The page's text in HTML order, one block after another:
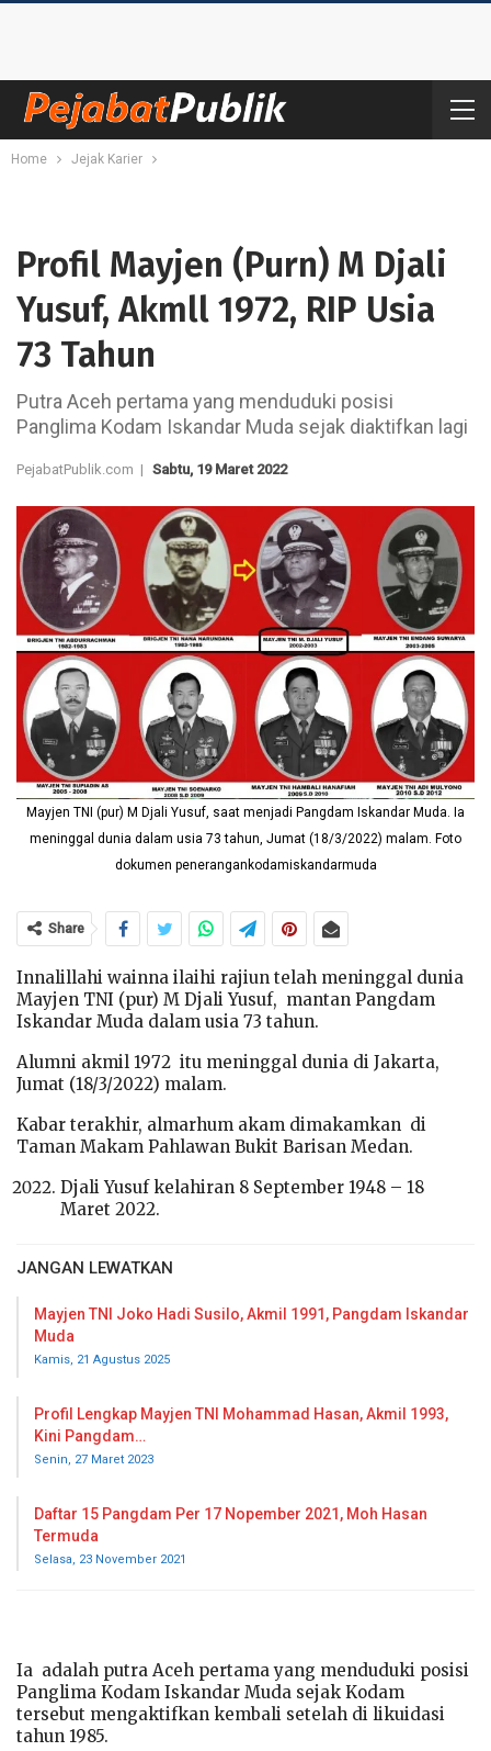
Home Jejak Karier
Profil Mayjen (Purn) M Djali
Yusuf, Akmll 1972, RIP Usia
73 Tahun
Putra Aceh pertama yang menduduki posisi
Panglima Kodam Iskandar Muda sejak diaktifkan lagi
PejabatPublik.com | Sabtu, 19 Maret 2022
Mayjen TNI (pur) M Djali Yusuf, saat menjadi Pangdam Iskandar Muda. Ia
meninggal dunia dalam usia 73 tahun, Jumat (18/3/2022) malam. Foto
dokumen penerangankodamiskandarmuda
Share
Innalillahi wainna ilaihi rajiun telah meninggal dunia
Mayjen TNI (pur) M Djali Yusuf, mantan Pangdam
Iskandar Muda dalam usia 73 tahun.
Alumni akmil 1972 itu meninggal dunia di Jakarta,
Jumat (18/3/2022) malam.
Kabar terakhir, almarhum akam dimakamkan di
Taman Makam Pahlawan Bukit Barisan Medan.
Djali Yusuf kelahiran 8 September 1948 – 18
Maret 2022.
JANGAN LEWATKAN
Mayjen TNI Joko Hadi Susilo, Akmil 1991, Pangdam Iskandar
Muda
Kamis, 21 Agustus 2025
Profil Lengkap Mayjen TNI Mohammad Hasan, Akmil 1993,
Kini Pangdam…
Senin, 27 Maret 2023
Daftar 15 Pangdam Per 17 Nopember 2021, Moh Hasan
Termuda
Selasa, 23 November 2021
Ia adalah putra Aceh pertama yang menduduki posisi
Panglima Kodam Iskandar Muda sejak Kodam
tersebut mengaktifkan kembali setelah di likuidasi
tahun 1985.